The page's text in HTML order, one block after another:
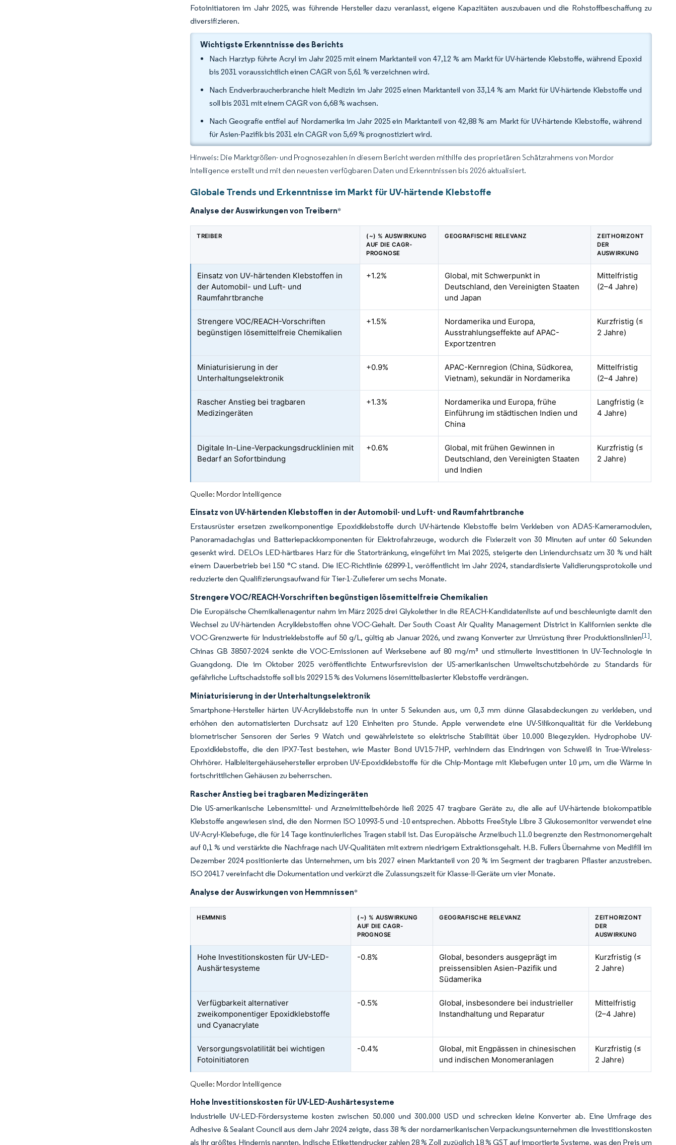
Fotoinitiatoren im Jahr 2025, was führende Hersteller dazu veranlasst, eigene Kapazitäten auszubauen und die Rohstoffbeschaffung zu
diversifizieren.
Wichtigste Erkenntnisse des Berichts
Nach Harztyp führte Acryl im Jahr 2025 mit einem Marktanteil von 47,12 % am Markt für UV-härtende Klebstoffe, während Epoxid
bis 2031 voraussichtlich einen CAGR von 5,61 % verzeichnen wird.
Nach Endverbraucherbranche hielt Medizin im Jahr 2025 einen Marktanteil von 33,14 % am Markt für UV-härtende Klebstoffe und
soll bis 2031 mit einem CAGR von 6,68 % wachsen.
Nach Geografie entfiel auf Nordamerika im Jahr 2025 ein Marktanteil von 42,88 % am Markt für UV-härtende Klebstoffe, während
für Asien-Pazifik bis 2031 ein CAGR von 5,69 % prognostiziert wird.
Hinweis: Die Marktgrößen- und Prognosezahlen in diesem Bericht werden mithilfe des proprietären Schätzrahmens von Mordor
Intelligence erstellt und mit den neuesten verfügbaren Daten und Erkenntnissen bis 2026 aktualisiert.
Globale Trends und Erkenntnisse im Markt für UV-härtende Klebstoffe
Analyse der Auswirkungen von Treibern*
TREIBER
(~) % AUSWIRKUNG
AUF DIE CAGR-
PROGNOSE
GEOGRAFISCHE RELEVANZ
ZEITHORIZONT
DER
AUSWIRKUNG
Einsatz von UV-härtenden Klebstoffen in
der Automobil- und Luft- und
Raumfahrtbranche
+1.2%
Global, mit Schwerpunkt in
Deutschland, den Vereinigten Staaten
und Japan
Mittelfristig
(2–4 Jahre)
Strengere VOC/REACH-Vorschriften
begünstigen lösemittelfreie Chemikalien
+1.5%
Nordamerika und Europa,
Ausstrahlungseffekte auf APAC-
Exportzentren
Kurzfristig (≤
2 Jahre)
Miniaturisierung in der
Unterhaltungselektronik
+0.9%
APAC-Kernregion (China, Südkorea,
Vietnam), sekundär in Nordamerika
Mittelfristig
(2–4 Jahre)
Rascher Anstieg bei tragbaren
Medizingeräten
+1.3%
Nordamerika und Europa, frühe
Einführung im städtischen Indien und
China
Langfristig (≥
4 Jahre)
Digitale In-Line-Verpackungsdrucklinien mit
Bedarf an Sofortbindung
+0.6%
Global, mit frühen Gewinnen in
Deutschland, den Vereinigten Staaten
und Indien
Kurzfristig (≤
2 Jahre)
Quelle: Mordor Intelligence
Einsatz von UV-härtenden Klebstoffen in der Automobil- und Luft- und Raumfahrtbranche
Erstausrüster ersetzen zweikomponentige Epoxidklebstoffe durch UV-härtende Klebstoffe beim Verkleben von ADAS-Kameramodulen,
Panoramadachglas und Batteriepackkomponenten für Elektrofahrzeuge, wodurch die Fixierzeit von 30 Minuten auf unter 60 Sekunden
gesenkt wird. DELOs LED-härtbares Harz für die Statortränkung, eingeführt im Mai 2025, steigerte den Liniendurchsatz um 30 % und hält
einem Dauerbetrieb bei 150 °C stand. Die IEC-Richtlinie 62899-1, veröffentlicht im Jahr 2024, standardisierte Validierungsprotokolle und
reduzierte den Qualifizierungsaufwand für Tier-1-Zulieferer um sechs Monate.
Strengere VOC/REACH-Vorschriften begünstigen lösemittelfreie Chemikalien
Die Europäische Chemikalienagentur nahm im März 2025 drei Glykolether in die REACH-Kandidatenliste auf und beschleunigte damit den
Wechsel zu UV-härtenden Acrylklebstoffen ohne VOC-Gehalt. Der South Coast Air Quality Management District in Kalifornien senkte die
VOC-Grenzwerte für Industrieklebstoffe auf 50 g/L, gültig ab Januar 2026, und zwang Konverter zur Umrüstung ihrer Produktionslinien[1].
Chinas GB 38507-2024 senkte die VOC-Emissionen auf Werksebene auf 80 mg/m³ und stimulierte Investitionen in UV-Technologie in
Guangdong. Die im Oktober 2025 veröffentlichte Entwurfsrevision der US-amerikanischen Umweltschutzbehörde zu Standards für
gefährliche Luftschadstoffe soll bis 2029 15 % des Volumens lösemittelbasierter Klebstoffe verdrängen.
Miniaturisierung in der Unterhaltungselektronik
Smartphone-Hersteller härten UV-Acrylklebstoffe nun in unter 5 Sekunden aus, um 0,3 mm dünne Glasabdeckungen zu verkleben, und
erhöhen den automatisierten Durchsatz auf 120 Einheiten pro Stunde. Apple verwendete eine UV-Silikonqualität für die Verklebung
biometrischer Sensoren der Series 9 Watch und gewährleistete so elektrische Stabilität über 10.000 Biegezyklen. Hydrophobe UV-
Epoxidklebstoffe, die den IPX7-Test bestehen, wie Master Bond UV15-7HP, verhindern das Eindringen von Schweiß in True-Wireless-
Ohrhörer. Halbleitergehäusehersteller erproben UV-Epoxidklebstoffe für die Chip-Montage mit Klebefugen unter 10 µm, um die Wärme in
fortschrittlichen Gehäusen zu beherrschen.
Rascher Anstieg bei tragbaren Medizingeräten
Die US-amerikanische Lebensmittel- und Arzneimittelbehörde ließ 2025 47 tragbare Geräte zu, die alle auf UV-härtende biokompatible
Klebstoffe angewiesen sind, die den Normen ISO 10993-5 und -10 entsprechen. Abbotts FreeStyle Libre 3 Glukosemonitor verwendet eine
UV-Acryl-Klebefuge, die für 14 Tage kontinuierliches Tragen stabil ist. Das Europäische Arzneibuch 11.0 begrenzte den Restmonomergehalt
auf 0,1 % und verstärkte die Nachfrage nach UV-Qualitäten mit extrem niedrigem Extraktionsgehalt. H.B. Fullers Übernahme von Medifill im
Dezember 2024 positionierte das Unternehmen, um bis 2027 einen Marktanteil von 20 % im Segment der tragbaren Pflaster anzustreben.
ISO 20417 vereinfacht die Dokumentation und verkürzt die Zulassungszeit für Klasse-II-Geräte um vier Monate.
Analyse der Auswirkungen von Hemmnissen*
HEMMNIS
(~) % AUSWIRKUNG
AUF DIE CAGR-
PROGNOSE
GEOGRAFISCHE RELEVANZ
ZEITHORIZONT
DER
AUSWIRKUNG
Hohe Investitionskosten für UV-LED-
Aushärtesysteme
-0.8%
Global, besonders ausgeprägt im
preissensiblen Asien-Pazifik und
Südamerika
Kurzfristig (≤
2 Jahre)
Verfügbarkeit alternativer
zweikomponentiger Epoxidklebstoffe
und Cyanacrylate
-0.5%
Global, insbesondere bei industrieller
Instandhaltung und Reparatur
Mittelfristig
(2–4 Jahre)
Versorgungsvolatilität bei wichtigen
Fotoinitiatoren
-0.4%
Global, mit Engpässen in chinesischen
und indischen Monomeranlagen
Kurzfristig (≤
2 Jahre)
Quelle: Mordor Intelligence
Hohe Investitionskosten für UV-LED-Aushärtesysteme
Industrielle UV-LED-Fördersysteme kosten zwischen 50.000 und 300.000 USD und schrecken kleine Konverter ab. Eine Umfrage des
Adhesive & Sealant Council aus dem Jahr 2024 zeigte, dass 38 % der nordamerikanischen Verpackungsunternehmen die Investitionskosten
als ihr größtes Hindernis nannten. Indische Etikettendrucker zahlen 28 % Zoll zuzüglich 18 % GST auf importierte Systeme, was den Preis um